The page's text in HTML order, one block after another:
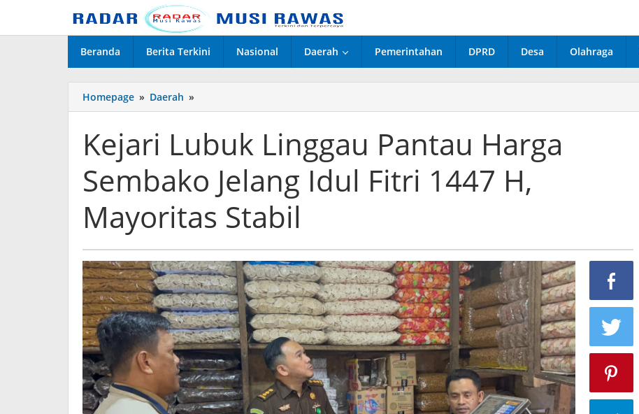
konten
Beranda Berita Terkini Nasional Daerah Pemerintahan DPRD Desa Olahraga
Homepage » Daerah »
Lubuk
Pantau
Harga
Sembako
Jelang
Fitri
1447
Mayoritas
Stabil
Kejari Lubuk Linggau Pantau Harga
Sembako Jelang Idul Fitri 1447 H,
Mayoritas Stabil